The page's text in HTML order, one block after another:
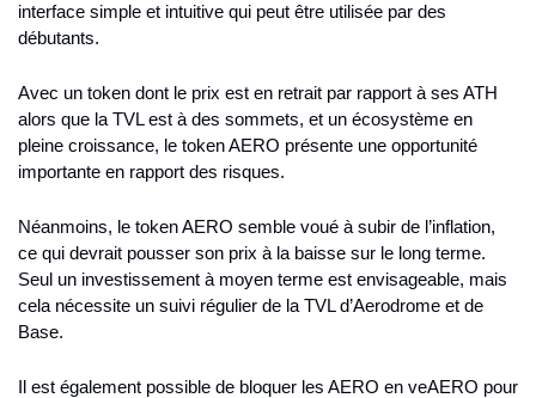
interface simple et intuitive qui peut être utilisée par des
débutants.
Avec un token dont le prix est en retrait par rapport à ses ATH
alors que la TVL est à des sommets, et un écosystème en
pleine croissance, le token AERO présente une opportunité
importante en rapport des risques.
Néanmoins, le token AERO semble voué à subir de l’inflation,
ce qui devrait pousser son prix à la baisse sur le long terme.
Seul un investissement à moyen terme est envisageable, mais
cela nécessite un suivi régulier de la TVL d’Aerodrome et de
Base.
Il est également possible de bloquer les AERO en veAERO pour